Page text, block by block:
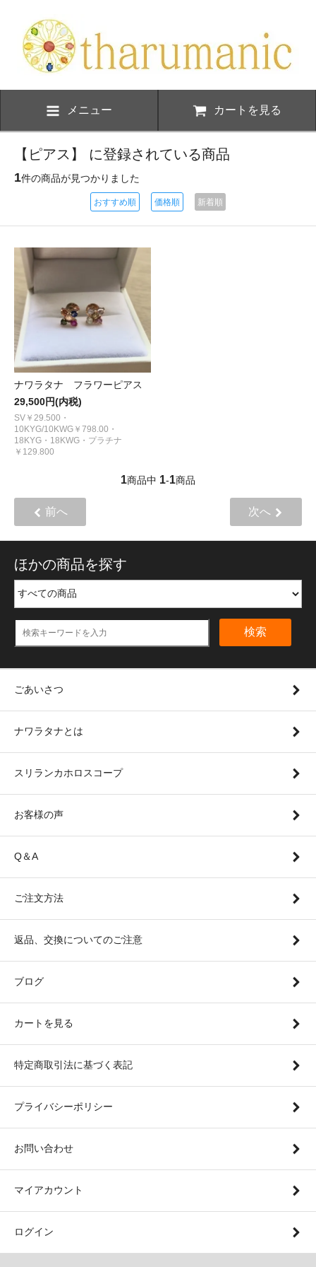
メニュー カートを見る
【ピアス】 に登録されている商品
1件の商品が見つかりました
おすすめ順 価格順 新着順
ナワラタナ フラワーピアス
29,500円(内税)
SV￥29.500・
10KYG/10KWG￥798.00・
18KYG・18KWG・プラチナ
￥129.800
1商品中 1-1商品
前へ 次へ
ほかの商品を探す
検索
ごあいさつ
ナワラタナとは
スリランカホロスコープ
お客様の声
Q＆A
ご注文方法
返品、交換についてのご注意
ブログ
カートを見る
特定商取引法に基づく表記
プライバシーポリシー
お問い合わせ
マイアカウント
ログイン